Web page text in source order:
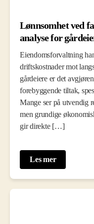
Lønnsomhet ved
analyse for
Eiendomsforvaltning
driftskostnader mot
gårdeiere er det
forebyggende tiltak,
Mange ser på utvendig
men grundige
gir direkte […]
Les mer